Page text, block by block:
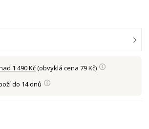
1 490 Kč(obvyklá cena 79 Kč)
do 14 dnů